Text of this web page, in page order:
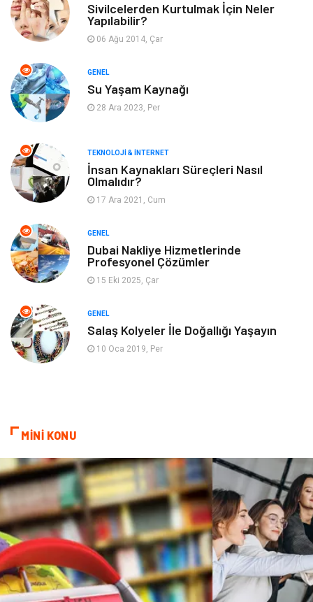
Giyim
Yeme & İçme
Keyif & Hobi Organizasyon
Gayrimenkul Spor
Finans& Ekonomi Anne & Çocuk
Genel Kültür
Ev İşleri
Mobilya
Astroloji
Çadır Yazı Tahtaları
Pet Malzemeleri
Sivilcelerden Kurtulmak İçin Neler
Yapılabilir?
06 Ağu 2014, Çar
GENEL
Su Yaşam Kaynağı
28 Ara 2023, Per
TEKNOLOJI & İNTERNET
İnsan Kaynakları Süreçleri Nasıl
Olmalıdır?
17 Ara 2021, Cum
GENEL
Dubai Nakliye Hizmetlerinde
Profesyonel Çözümler
15 Eki 2025, Çar
GENEL
Salaş Kolyeler İle Doğallığı Yaşayın
10 Oca 2019, Per
MİNİ KONU